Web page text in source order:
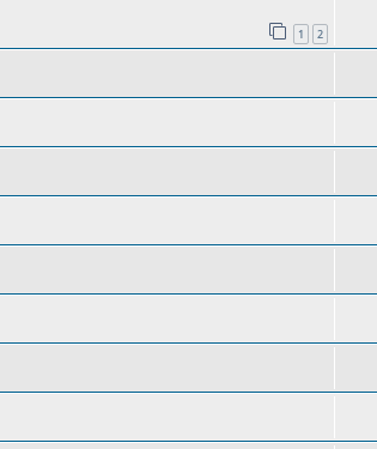
1 2